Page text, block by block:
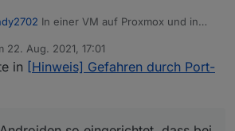
In einer VM auf Proxmox und in
fahren. DMZ würde ich nicht
sondern nur benötigte Ports
nicht bei VPN bleiben? Ich habe
Androiden so eingerichtet, dass bei
des eigenen WLAN VPN automatisch
werbefrei dank Pihole. Geht mit der App
22. Aug. 2021, 17:01
von
in [Hinweis] Gefahren durch Port-